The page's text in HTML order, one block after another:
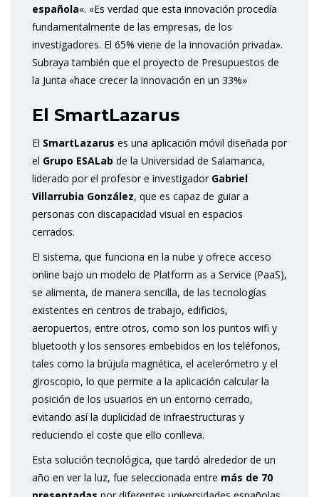
española«. «Es verdad que esta innovación procedía
fundamentalmente de las empresas, de los
investigadores. El 65% viene de la innovación privada».
Subraya también que el proyecto de Presupuestos de
la Junta «hace crecer la innovación en un 33%»
El SmartLazarus
El SmartLazarus es una aplicación móvil diseñada por
el Grupo ESALab de la Universidad de Salamanca,
liderado por el profesor e investigador Gabriel
Villarrubia González, que es capaz de guiar a
personas con discapacidad visual en espacios
cerrados.
El sistema, que funciona en la nube y ofrece acceso
online bajo un modelo de Platform as a Service (PaaS),
se alimenta, de manera sencilla, de las tecnologías
existentes en centros de trabajo, edificios,
aeropuertos, entre otros, como son los puntos wifi y
bluetooth y los sensores embebidos en los teléfonos,
tales como la brújula magnética, el acelerómetro y el
giroscopio, lo que permite a la aplicación calcular la
posición de los usuarios en un entorno cerrado,
evitando así la duplicidad de infraestructuras y
reduciendo el coste que ello conlleva.
Esta solución tecnológica, que tardó alrededor de un
año en ver la luz, fue seleccionada entre más de 70